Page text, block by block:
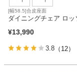
[幅58.5]合皮座面
ダイニングチェア ロッ
¥13,990
3.8 （12）